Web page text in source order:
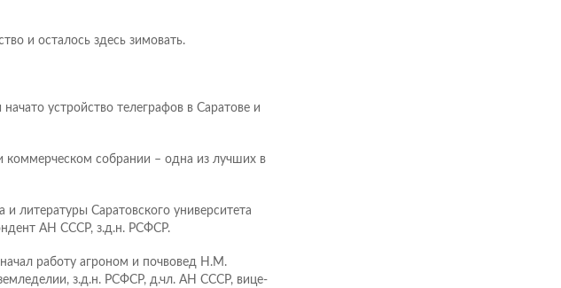
и осталось здесь зимовать.
устройство телеграфов в Саратове и
коммерческом собрании – одна из лучших в
литературы Саратовского университета
АН СССР, з.д.н. РСФСР.
работу агроном и почвовед Н.М.
з.д.н. РСФСР, д.чл. АН СССР, вице-